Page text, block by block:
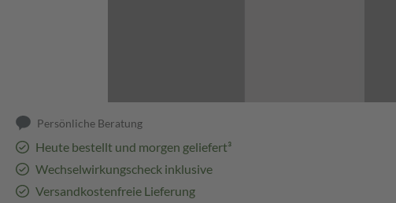
Persönliche Beratung
Heute bestellt und morgen geliefert³
Wechselwirkungscheck inklusive
Versandkostenfreie Lieferung